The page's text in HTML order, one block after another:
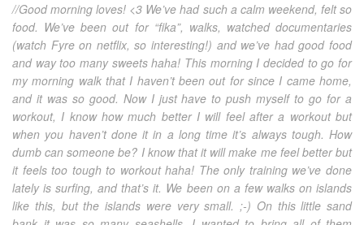
//Good morning loves! <3 We’ve had such a calm weekend, felt so
food. We’ve been out for “fika”, walks, watched documentaries
(watch Fyre on netflix, so interesting!) and we’ve had good food
and way too many sweets haha! This morning I decided to go for
my morning walk that I haven’t been out for since I came home,
and it was so good. Now I just have to push myself to go for a
workout, I know how much better I will feel after a workout but
when you haven’t done it in a long time it’s always tough. How
dumb can someone be? I know that it will make me feel better but
it feels too tough to workout haha! The only training we’ve done
lately is surfing, and that’s it. We been on a few walks on islands
like this, but the islands were very small. ;-) On this little sand